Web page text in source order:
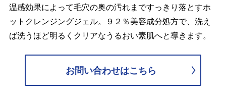
温感効果によって毛穴の奥の汚れまですっきり落とすホ
ットクレンジングジェル。９２％美容成分処方で、洗え
ば洗うほど明るくクリアなうるおい素肌へと導きます。
お問い合わせはこちら